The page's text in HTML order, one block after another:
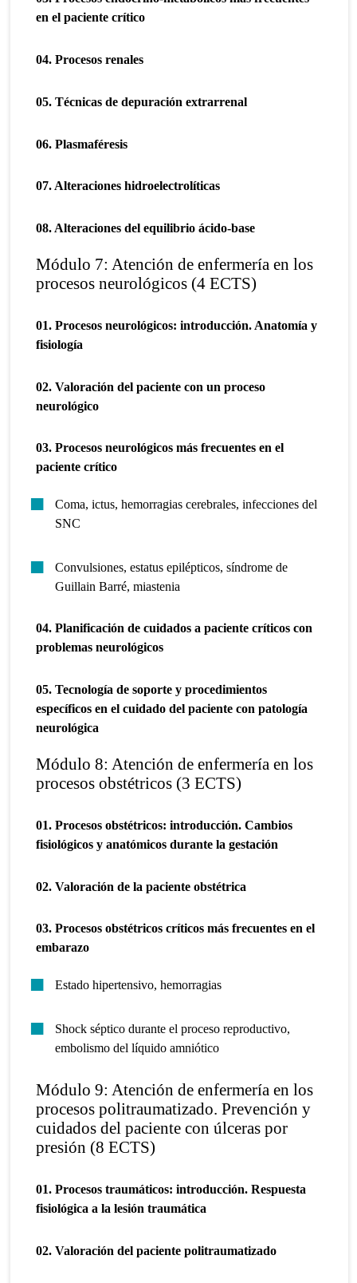
en el paciente crítico
04. Procesos renales
05. Técnicas de depuración extrarrenal
06. Plasmaféresis
07. Alteraciones hidroelectrolíticas
08. Alteraciones del equilibrio ácido-base
Módulo 7: Atención de enfermería en los
procesos neurológicos (4 ECTS)
01. Procesos neurológicos: introducción. Anatomía y
fisiología
02. Valoración del paciente con un proceso
neurológico
03. Procesos neurológicos más frecuentes en el
paciente crítico
Coma, ictus, hemorragias cerebrales, infecciones del
SNC
Convulsiones, estatus epilépticos, síndrome de
Guillain Barré, miastenia
04. Planificación de cuidados a paciente críticos con
problemas neurológicos
05. Tecnología de soporte y procedimientos
específicos en el cuidado del paciente con patología
neurológica
Módulo 8: Atención de enfermería en los
procesos obstétricos (3 ECTS)
01. Procesos obstétricos: introducción. Cambios
fisiológicos y anatómicos durante la gestación
02. Valoración de la paciente obstétrica
03. Procesos obstétricos críticos más frecuentes en el
embarazo
Estado hipertensivo, hemorragias
Shock séptico durante el proceso reproductivo,
embolismo del líquido amniótico
Módulo 9: Atención de enfermería en los
procesos politraumatizado. Prevención y
cuidados del paciente con úlceras por
presión (8 ECTS)
01. Procesos traumáticos: introducción. Respuesta
fisiológica a la lesión traumática
02. Valoración del paciente politraumatizado